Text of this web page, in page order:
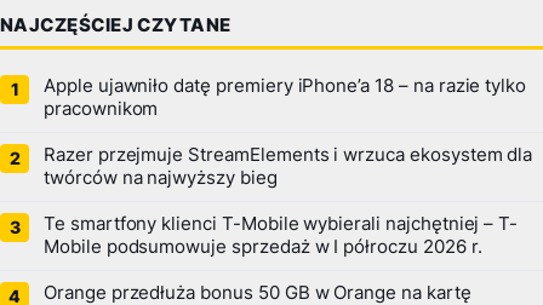
NAJCZĘŚCIEJ CZYTANE
Apple ujawniło datę premiery iPhone’a 18 – na razie tylko
pracownikom
Razer przejmuje StreamElements i wrzuca ekosystem dla
twórców na najwyższy bieg
Te smartfony klienci T-Mobile wybierali najchętniej – T-
Mobile podsumowuje sprzedaż w I półroczu 2026 r.
Orange przedłuża bonus 50 GB w Orange na kartę